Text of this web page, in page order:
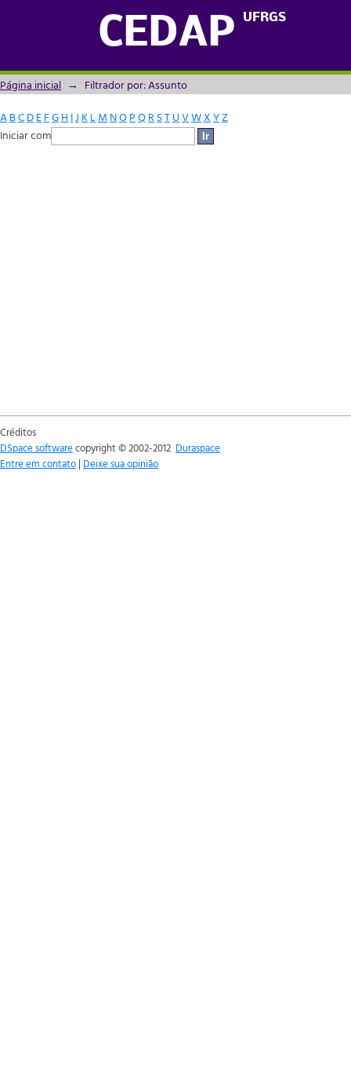
CEDAP UFRGS
Filtrador por: Assunto
Página inicial → Filtrador por: Assunto
ABCDEFGH IJ KLM NOPQRSTUVWXYZ
Iniciar com
Créditos
DSpace softwarecopyright © 2002-2012 Duraspace
Entre em contato | Deixe sua opinião